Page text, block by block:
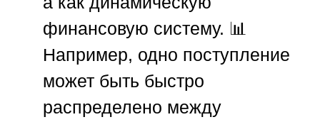
финансовую систему. 📊
Например, одно поступление
может быть быстро
распределено между